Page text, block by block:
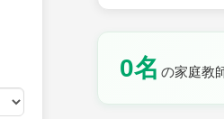
0名 の家庭教
土曜日 日曜日